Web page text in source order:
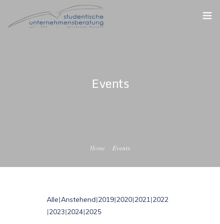
Events
Home Events
Alle Anstehend 2019 2020 2021 2022
2023 2024 2025